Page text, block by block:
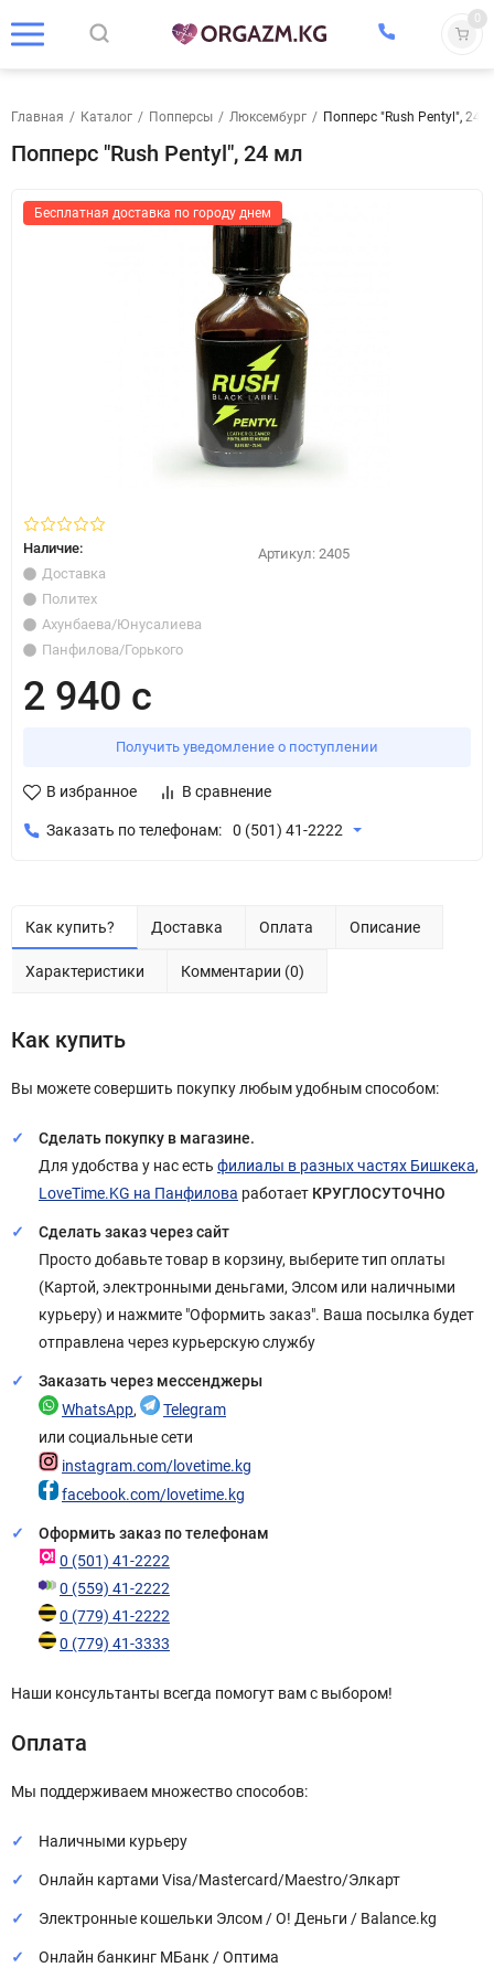
0
Главная / Каталог / Попперсы / Люксембург / Попперс "Rush Pentyl", 24
Попперс "Rush Pentyl", 24 мл
Бесплатная доставка по городу днем
Наличие:
Доставка
Политех
Ахунбаева/Юнусалиева
Панфилова/Горького
Артикул: 2405
2 940 с
Получить уведомление о поступлении
В избранное В сравнение
Заказать по телефонам: 0 (501) 41-2222
Как купить? Доставка Оплата Описание
Характеристики Комментарии (0)
Как купить
Вы можете совершить покупку любым удобным способом:
Сделать покупку в магазине.
Для удобства у нас есть филиалы в разных частях Бишкека,
LoveTime.KG на Панфилова работает КРУГЛОСУТОЧНО
Сделать заказ через сайт
Просто добавьте товар в корзину, выберите тип оплаты
(Картой, электронными деньгами, Элсом или наличными
курьеру) и нажмите "Оформить заказ". Ваша посылка будет
отправлена через курьерскую службу
Заказать через мессенджеры
WhatsApp,
Telegram
или социальные сети
instagram.com/lovetime.kg
facebook.com/lovetime.kg
Оформить заказ по телефонам
0 (501) 41-2222
0 (559) 41-2222
0 (779) 41-2222
0 (779) 41-3333
Наши консультанты всегда помогут вам с выбором!
Оплата
Мы поддерживаем множество способов:
Наличными курьеру
Онлайн картами Visa/Mastercard/Maestro/Элкарт
Электронные кошельки Элсом / О! Деньги / Balance.kg
Онлайн банкинг МБанк / Оптима